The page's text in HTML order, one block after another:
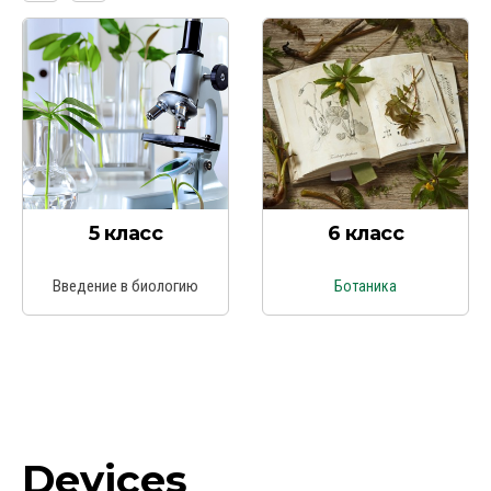
5 класс
Введение в биологию
6 класс
Ботаника
Devices